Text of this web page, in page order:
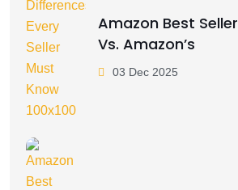
Amazon Best Seller
Vs. Amazon’s
03 Dec 2025